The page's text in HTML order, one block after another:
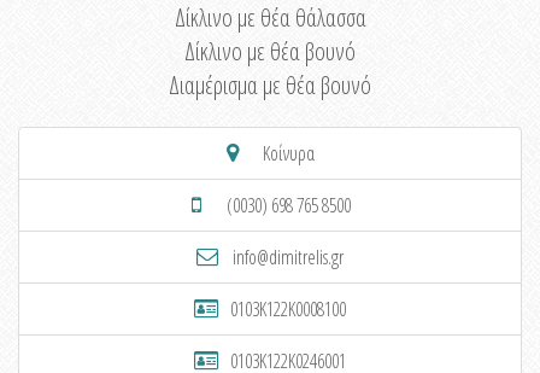
Δίκλινο με θέα θάλασσα
Δίκλινο με θέα βουνό
Διαμέρισμα με θέα βουνό
Κοίνυρα
(0030) 698 765 8500
info@dimitrelis.gr
0103K122K0008100
0103K122K0246001